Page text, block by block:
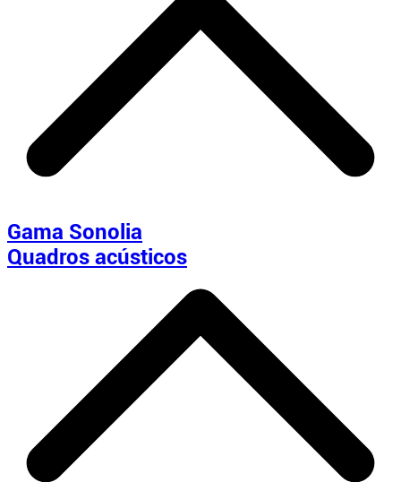
Gama Sonolia
Quadros acústicos